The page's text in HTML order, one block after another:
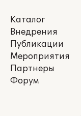
Каталог
Внедрения
Публикации
Мероприятия
Партнеры
Форум